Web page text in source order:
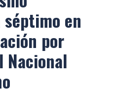
séptimo en
por
Nacional